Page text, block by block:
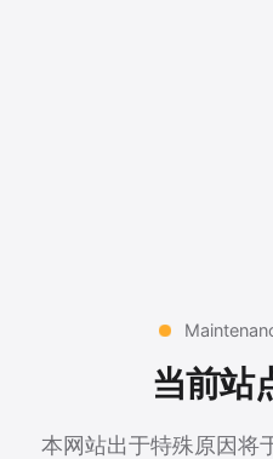
当前站
本网站出于特殊原因